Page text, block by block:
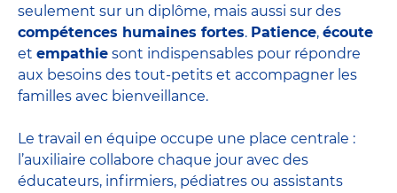
seulement sur un diplôme, mais aussi sur des
compétences humaines fortes. Patience, écoute
et empathie sont indispensables pour répondre
aux besoins des tout-petits et accompagner les
familles avec bienveillance.
Le travail en équipe occupe une place centrale :
l’auxiliaire collabore chaque jour avec des
éducateurs, infirmiers, pédiatres ou assistants